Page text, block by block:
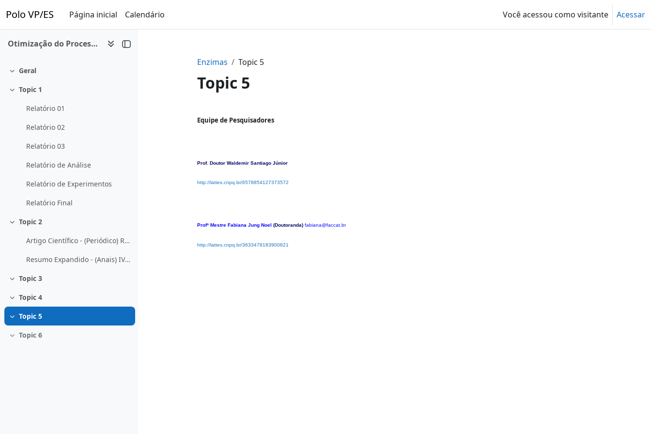
Polo VP/ES Página inicial Calendário Você acessou como visitante Acessar
Otimização do Processo de Produção de Enzimas
Contrair
Geral
Contrair
Topic 1
Relatório 01
Relatório 02
Relatório 03
Relatório de Análise
Relatório de Experimentos
Relatório Final
Contrair
Topic 2
Artigo Científico - (Periódico) Revista Tchê Química / ISSN
Resumo Expandido - (Anais) IV Mostra de Iniciação Científica FACCAT
Contrair
Topic 3
Contrair
Topic 4
Contrair
Topic 5
Contrair
Topic 6
Enzimas Topic 5
Topic 5
Contorno da seção
Equipe de Pesquisadores
Prof. Doutor Waldemir Santiago Júnior
http://lattes.cnpq.br/6578854127373572
Profª Mestre Fabiana Jung Noel (Doutoranda) fabiana@faccat.br
http://lattes.cnpq.br/3633478183900821